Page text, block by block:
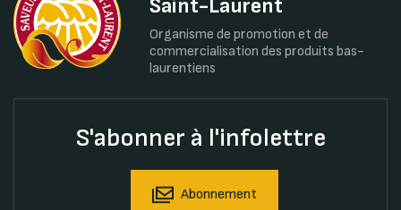
Saint-Laurent
Organisme de promotion et de
commercialisation des produits bas-
laurentiens
S'abonner à l'infolettre
Abonnement